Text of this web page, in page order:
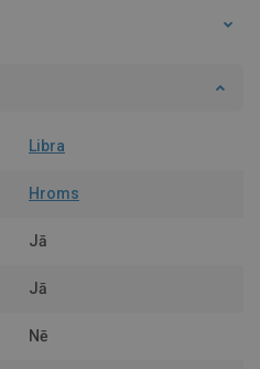
Libra
Hroms
Jā
Jā
Nē